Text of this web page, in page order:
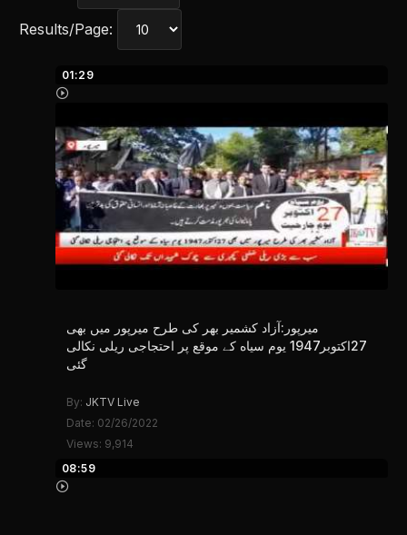
Results/Page:
01:29
میرپور:آزاد کشمیر بھر کی طرح میرپور میں بھی
27اکتوبر1947 یوم سیاه کے موقع پر احتجاجی ریلی نکالی
گئی
By: JKTV Live
Date: 02/26/2022
Views: 9,914
08:59